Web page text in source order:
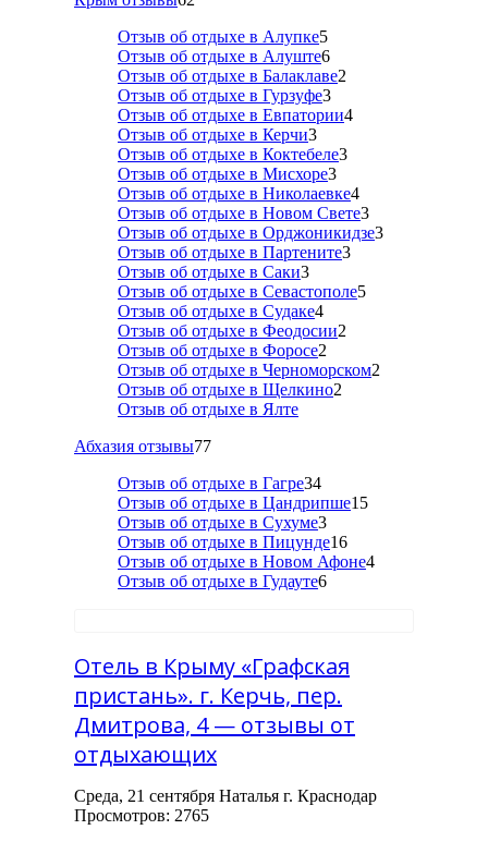
Отзыв об отдыхе в Алупке5
Отзыв об отдыхе в Алуште6
Отзыв об отдыхе в Балаклаве2
Отзыв об отдыхе в Гурзуфе3
Отзыв об отдыхе в Евпатории4
Отзыв об отдыхе в Керчи3
Отзыв об отдыхе в Коктебеле3
Отзыв об отдыхе в Мисхоре3
Отзыв об отдыхе в Николаевке4
Отзыв об отдыхе в Новом Свете3
Отзыв об отдыхе в Орджоникидзе3
Отзыв об отдыхе в Партените3
Отзыв об отдыхе в Саки3
Отзыв об отдыхе в Севастополе5
Отзыв об отдыхе в Судаке4
Отзыв об отдыхе в Феодосии2
Отзыв об отдыхе в Форосе2
Отзыв об отдыхе в Черноморском2
Отзыв об отдыхе в Щелкино2
Отзыв об отдыхе в Ялте
Абхазия отзывы77
Отзыв об отдыхе в Гагре34
Отзыв об отдыхе в Цандрипше15
Отзыв об отдыхе в Сухуме3
Отзыв об отдыхе в Пицунде16
Отзыв об отдыхе в Новом Афоне4
Отзыв об отдыхе в Гудауте6
Отель в Крыму «Графская
пристань». г. Керчь, пер.
Дмитрова, 4 — отзывы от
отдыхающих
Среда, 21 сентября Наталья г. Краснодар
Просмотров: 2765